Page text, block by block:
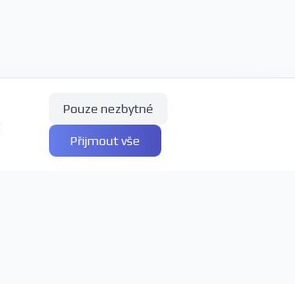
Pouze nezbytné
Přijmout vše